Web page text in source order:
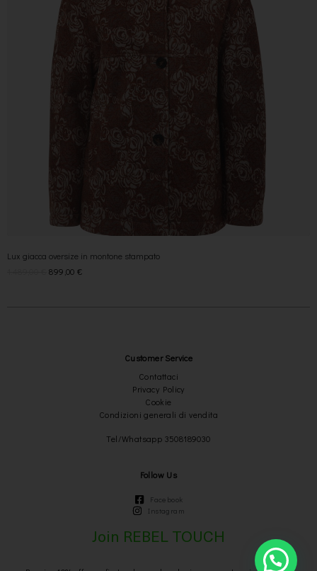
Lux giacca oversize in montone stampato
899,00€
Customer Service
Contattaci
Privacy Policy
Cookie
Condizioni generali di vendita
Tel/Whatsapp 3508189030
Follow Us
Facebook
Instagram
Join REBEL TOUCH